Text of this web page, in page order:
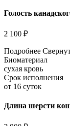
Голость
2 100 ₽
Подробнее
Биоматериал
сухая кровь
Срок исполнения
от 16 суток
Длина шерсти